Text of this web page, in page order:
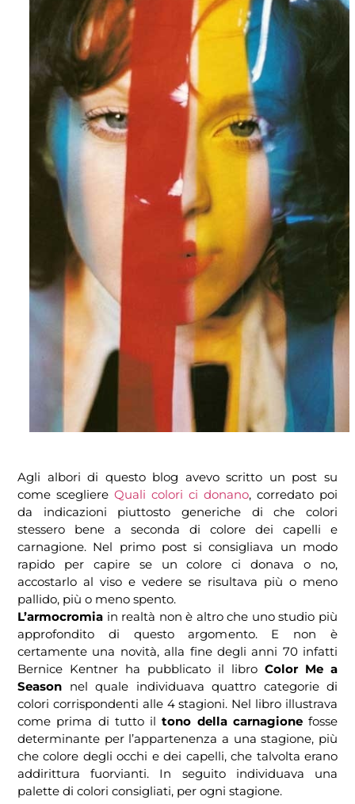
Agli albori di questo blog avevo scritto un post su
come scegliere Quali colori ci donano, corredato poi
da indicazioni piuttosto generiche di che colori
stessero bene a seconda di colore dei capelli e
carnagione. Nel primo post si consigliava un modo
rapido per capire se un colore ci donava o no,
accostarlo al viso e vedere se risultava più o meno
pallido, più o meno spento.
L’armocromia in realtà non è altro che uno studio più
approfondito di questo argomento. E non è
certamente una novità, alla fine degli anni 70 infatti
Bernice Kentner ha pubblicato il libro Color Me a
Season nel quale individuava quattro categorie di
colori corrispondenti alle 4 stagioni. Nel libro illustrava
come prima di tutto iltono della carnagionefosse
determinante per l’appartenenza a una stagione, più
che colore degli occhi e dei capelli, che talvolta erano
addirittura fuorvianti. In seguito individuava una
palette di colori consigliati, per ogni stagione.